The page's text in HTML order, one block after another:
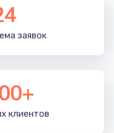
заявок
клиентов